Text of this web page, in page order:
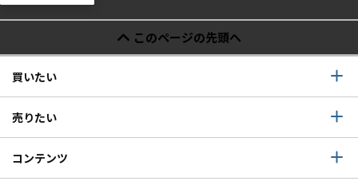
このページの先頭へ
買いたい
売りたい
コンテンツ